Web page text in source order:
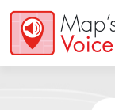
Direkt zum Inhalt